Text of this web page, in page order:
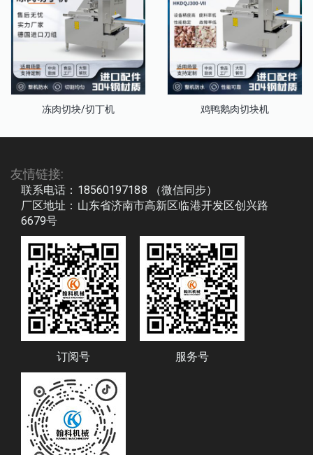
冻肉切块/切丁机 鸡鸭鹅肉切块机
友情链接:
联系电话：18560197188 （微信同步）
厂区地址：山东省济南市高新区临港开发区创兴路
6679号
订阅号 服务号